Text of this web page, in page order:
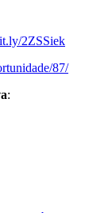
2ZSSiek
87/
: